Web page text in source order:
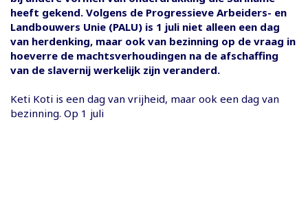
heeft gekend. Volgens de Progressieve Arbeiders- en
Landbouwers Unie (PALU) is 1 juli niet alleen een dag
van herdenking, maar ook van bezinning op de vraag in
hoeverre de machtsverhoudingen na de afschaffing
van de slavernij werkelijk zijn veranderd.
Keti Koti is een dag van vrijheid, maar ook een dag van
bezinning. Op 1 juli